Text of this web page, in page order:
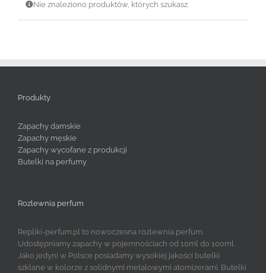
Nie znaleziono produktów, których szukasz.
Produkty
Zapachy damskie
Zapachy męskie
Zapachy wycofane z produkcji
Butelki na perfumy
Rozlewnia perfum
Repliki-perfum.pl to nowoczesna rozlewnia perfum.
Udostępniamy zapachy w pojemnościach od 10ml do 100ml.
Jako jedyni w Polsce posiadamy wysokiej jakości butelki
szklane w kolorze z solidnymi metalowymi atomizerami. Butelki